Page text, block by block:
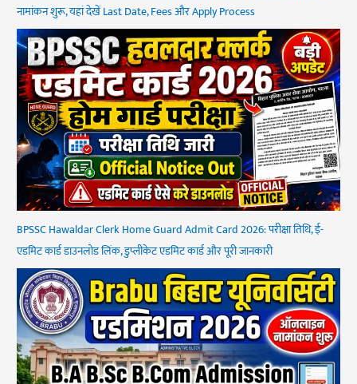
नामांकन शुरू, यहां देखें Last Date, Fees और Apply Process
BPSSC Hawaldar Clerk Home Guard Admit Card 2026: परीक्षा तिथि, ई-
एडमिट कार्ड डाउनलोड लिंक, डुप्लीकेट एडमिट कार्ड और पूरी जानकारी